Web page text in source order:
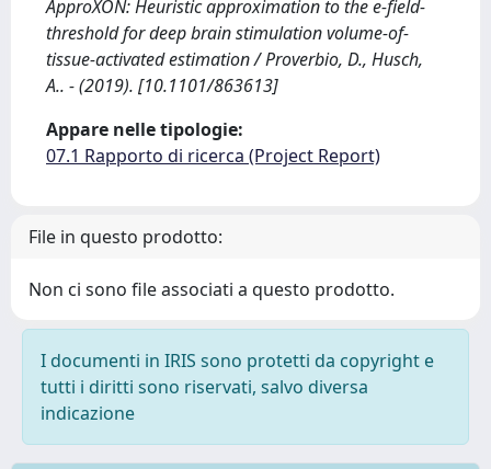
ApproXON: Heuristic approximation to the e-field-
threshold for deep brain stimulation volume-of-
tissue-activated estimation / Proverbio, D., Husch,
A.. - (2019). [10.1101/863613]
Appare nelle tipologie:
07.1 Rapporto di ricerca (Project Report)
File in questo prodotto:
Non ci sono file associati a questo prodotto.
I documenti in IRIS sono protetti da copyright e
tutti i diritti sono riservati, salvo diversa
indicazione